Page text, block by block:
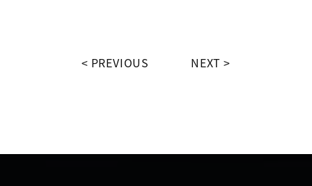
PREVIOUS NEXT